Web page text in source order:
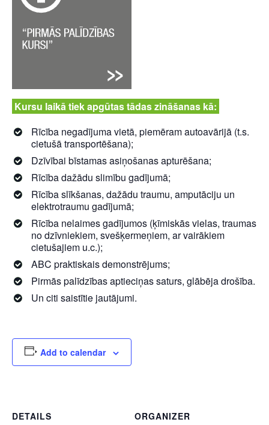
Kursu laikā tiek apgūtas tādas zināšanas kā:
Rīcība negadījuma vietā, piemēram autoavārijā (t.s.
cietušā transportēšana);
Dzīvībai bīstamas asiņošanas apturēšana;
Rīcība dažādu slimību gadījumā;
Rīcība slīkšanas, dažādu traumu, amputāciju un
elektrotraumu gadījumā;
Rīcība nelaimes gadījumos (ķīmiskās vielas, traumas
no dzīvniekiem, svešķermeņiem, ar vairākiem
cietušajiem u.c.);
ABC praktiskais demonstrējums;
Pirmās palīdzības aptieciņas saturs, glābēja drošība.
Un citi saistītie jautājumi.
Add to calendar
DETAILS
ORGANIZER